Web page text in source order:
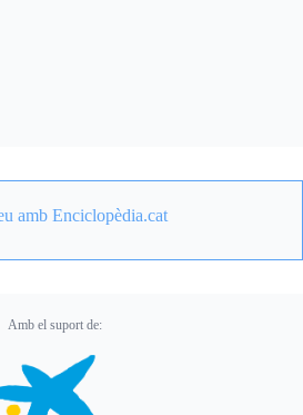
amb Enciclopèdia.cat
Amb el suport de: